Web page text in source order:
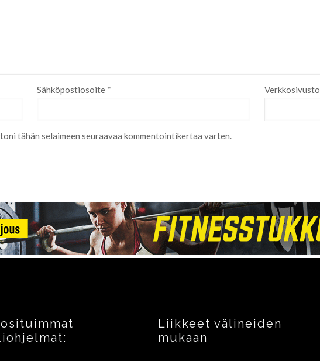
Sähköpostiosoite * Verkkosivusto
tähän selaimeen seuraavaa kommentointikertaa varten.
Liikkeet välineiden
mukaan